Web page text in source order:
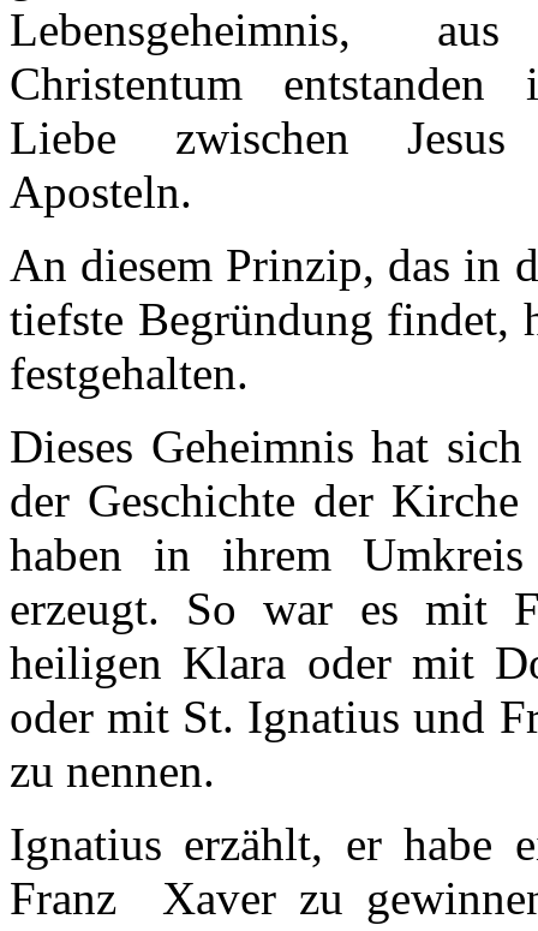
Lebensgeheimnis,
Christentum
Liebe zwischen
Aposteln.
An diesem Prinzip, das in
tiefste Begründung findet,
festgehalten.
Dieses Geheimnis hat
der Geschichte der
haben in ihrem
erzeugt. So war es mit
heiligen Klara oder mit
oder mit St. Ignatius und
zu nennen.
Ignatius erzählt, er habe
Franz Xaver zu